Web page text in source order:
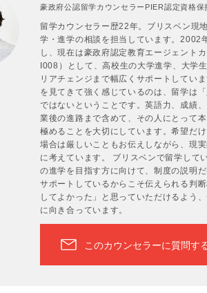
豪政府公認留学カウンセラーPIER認定資格保
留学カウンセラー歴22年。ブリスベン現
学・進学の相談を担当しています。2002
し、現在は豪政府認定教育エージェント
I008）として、高校生の大学進学、大学
リアチェンジまで幅広くサポートしてい
を見てきて強く感じているのは、留学は
ではないということです。英語力、成績
業後の進路まで含めて、その人にとって
極めることを大切にしています。希望だ
場合は厳しいこともお伝えしながら、現
に考えています。 ブリスベンで留学して
の進学を目指す方に向けて、制度の説明
サポートしているからこそ伝えられる判
してよかった」と思っていただけるよう
に向き合っています。
このカウンセラーに質問す